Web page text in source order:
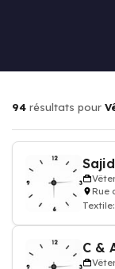
94 résultats pour
Rue
C &